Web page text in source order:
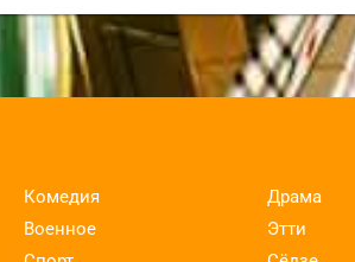
Комедия Драма
Военное Этти